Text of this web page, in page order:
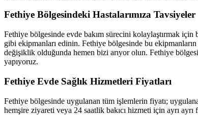
Fethiye Bölgesindeki Hastalarımıza Tavsiyeler
Fethiye bölgesinde evde bakım sürecini kolaylaştırmak
gibi ekipmanları edinin. Fethiye bölgesinde bu
değişiklik olduğunda hemen bizi arıyor olun. Fethiye
yapıyoruz.
Fethiye Evde Sağlık Hizmetleri Fiyatları
Fethiye bölgesinde uygulanan tüm işlemlerin fiyatı;
hemşire ziyareti veya 24 saatlik bakıcı hizmeti için ayrı